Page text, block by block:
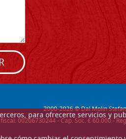
para ofrecerte servicios y
2000-2026© Dal Molin
00206730244 - Cap. Soc. € 60.000 -